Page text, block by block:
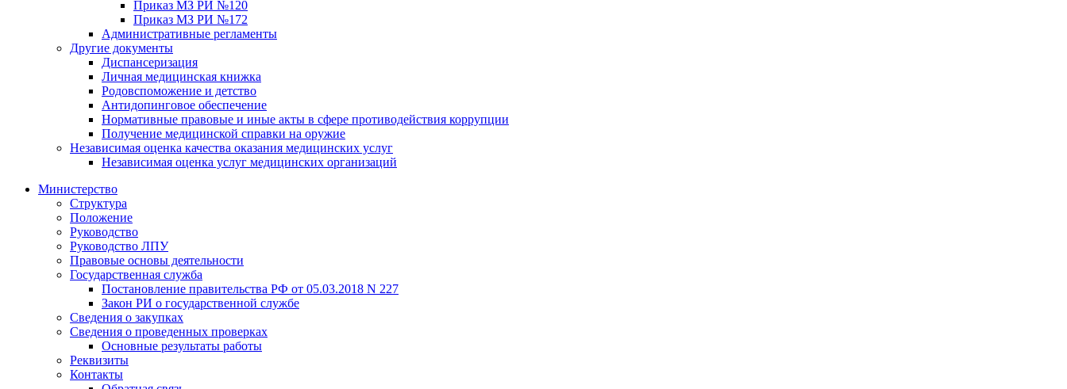
Приказ МЗ РИ №120
Приказ МЗ РИ №172
Административные регламенты
Другие документы
Диспансеризация
Личная медицинская книжка
Родовспоможение и детство
Антидопинговое обеспечение
Нормативные правовые и иные акты в сфере противодействия коррупции
Получение медицинской справки на оружие
Независимая оценка качества оказания медицинских услуг
Независимая оценка услуг медицинскиx организаций
Министерство
Структура
Положение
Руководство
Руководство ЛПУ
Правовые основы деятельности
Государственная служба
Постановление правительства РФ от 05.03.2018 N 227
Закон РИ о государственной службе
Сведения о закупках
Сведения о проведенных проверках
Основные результаты работы
Реквизиты
Контакты